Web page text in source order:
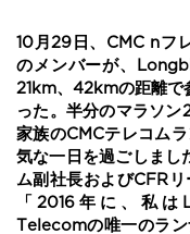
10月29日、CMC nフ
のメンバーが、
21km、42kmの距離で
った。半分のマラソン
家族のCMCテレコム
気な一日を過ごしま
ム副社長およびCFRリ
「2016年に、私は
Telecomの唯一のラ